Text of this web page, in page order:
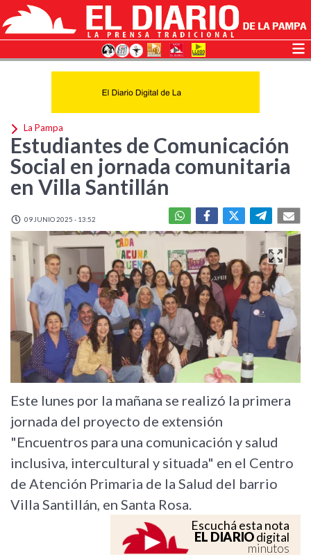
La Pampa
Estudiantes de Comunicación
Social en jornada comunitaria
en Villa Santillán
09 JUNIO 2025 - 13:52
Este lunes por la mañana se realizó la primera
jornada del proyecto de extensión
"Encuentros para una comunicación y salud
inclusiva, intercultural y situada" en el Centro
de Atención Primaria de la Salud del barrio
Villa Santillán, en Santa Rosa.
Escuchá esta nota
EL DIARIOdigital
minutos